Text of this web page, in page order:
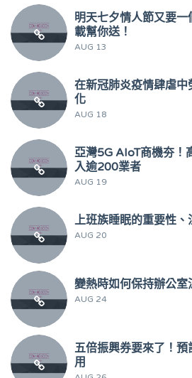
明天七夕情人節又要
載幫你送！
AUG 13
在新冠肺炎疫情肆虐
化
AUG 18
亞灣5G AIoT商機夯！
入逾200業者
AUG 19
上班族睡眠的重要性、
AUG 20
變熱時如何保持辦公室
AUG 24
五倍振興券要來了！
用